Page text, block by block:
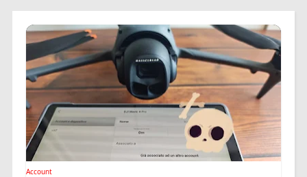
Account